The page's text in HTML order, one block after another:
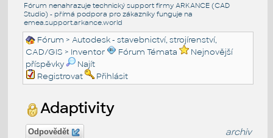
Fórum nenahrazuje technický support firmy ARKANCE (CAD
Studio) - přímá podpora pro zákazníky funguje na
emea.support.arkance.world
Fórum >Autodesk - stavebnictví, strojírenství,
CAD/GIS > Inventor Fórum Témata
Nejnovější
příspěvky
Najít
Registrovat
Přihlásit
Adaptivity
Odpovědět archiv